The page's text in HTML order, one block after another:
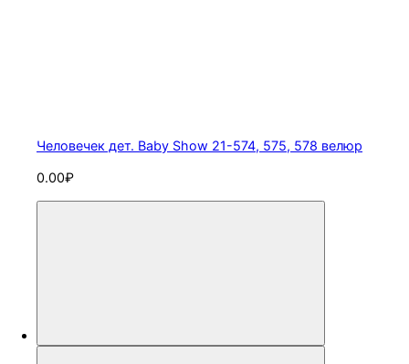
Человечек дет. Baby Show 21-574, 575, 578 велюр
0.00₽